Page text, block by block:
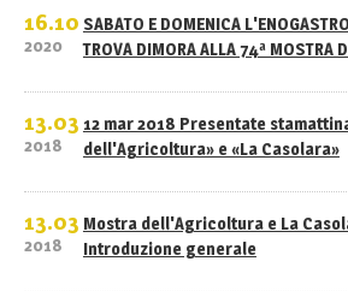
16.10
2020
SABATO E DOMENICA
TROVA DIMORA ALLA 74ª MOSTRA
13.03
2018
12 mar 2018 Presentate
dell'Agricoltura» e «La Casolara»
13.03
2018
Mostra dell'Agricoltura e La
Introduzione generale